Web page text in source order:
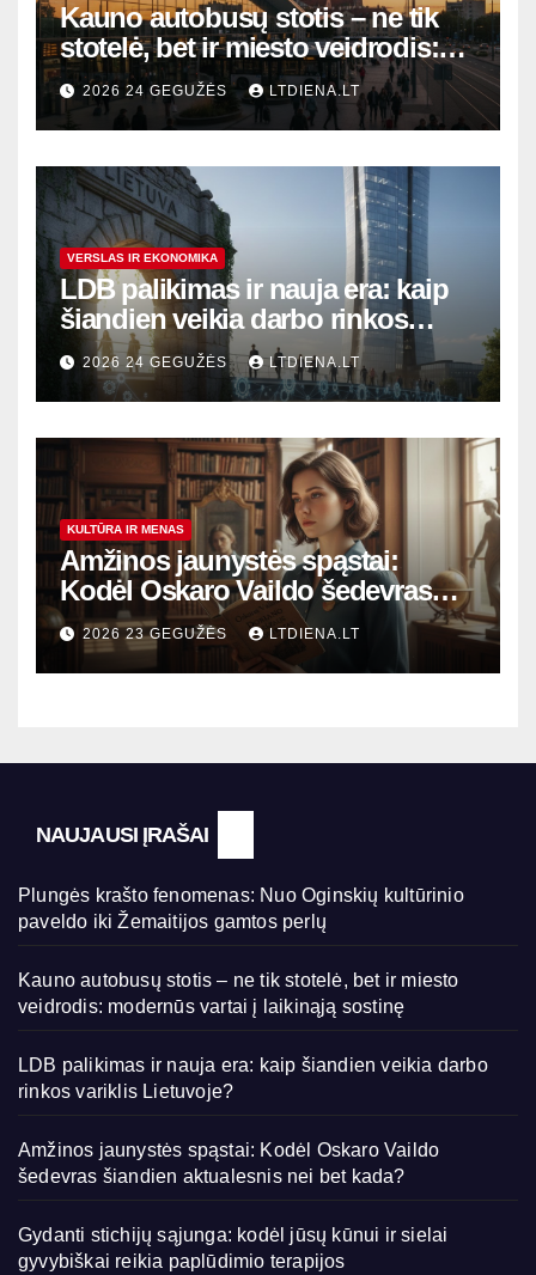
Kauno autobusų stotis – ne tik
stotelė, bet ir miesto veidrodis:
modernūs vartai į laikinąją
sostinę
2026 24 GEGUŽĖS LTDIENA.LT
VERSLAS IR EKONOMIKA
LDB palikimas ir nauja era: kaip
šiandien veikia darbo rinkos
variklis Lietuvoje?
2026 24 GEGUŽĖS LTDIENA.LT
KULTŪRA IR MENAS
Amžinos jaunystės spąstai:
Kodėl Oskaro Vaildo šedevras
šiandien aktualesnis nei bet
kada?
2026 23 GEGUŽĖS LTDIENA.LT
NAUJAUSI ĮRAŠAI
Plungės krašto fenomenas: Nuo Oginskių kultūrinio
paveldo iki Žemaitijos gamtos perlų
Kauno autobusų stotis – ne tik stotelė, bet ir miesto
veidrodis: modernūs vartai į laikinąją sostinę
LDB palikimas ir nauja era: kaip šiandien veikia darbo
rinkos variklis Lietuvoje?
Amžinos jaunystės spąstai: Kodėl Oskaro Vaildo
šedevras šiandien aktualesnis nei bet kada?
Gydanti stichijų sąjunga: kodėl jūsų kūnui ir sielai
gyvybiškai reikia paplūdimio terapijos